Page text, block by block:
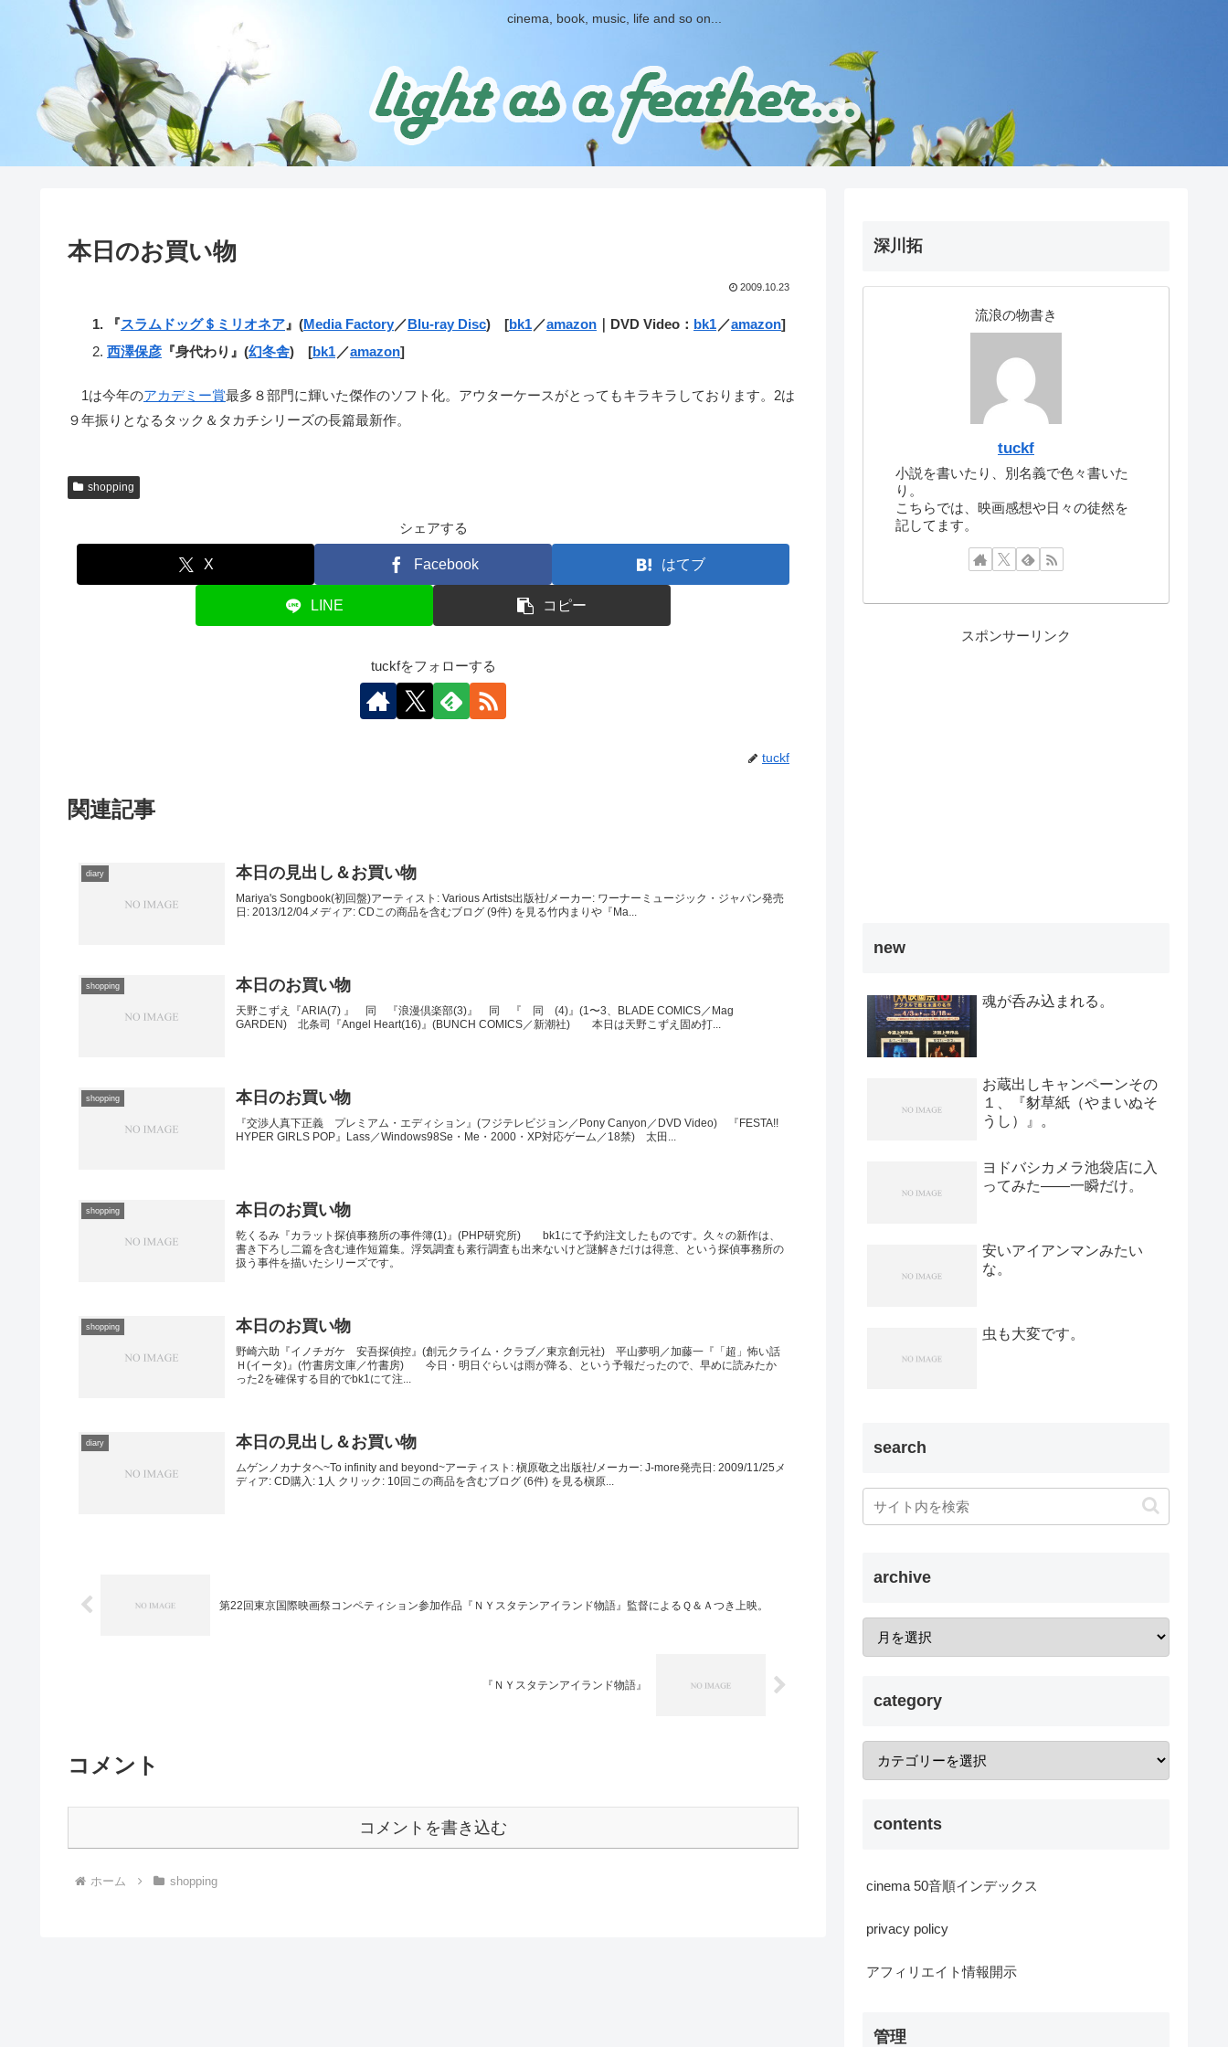
cinema, book, music, life and so on...
本日のお買い物
2009.10.23
『スラムドッグ＄ミリオネア 』(Media Factory／Blu-ray Disc) [bk1 ／amazon ｜DVD Video： bk1 ／amazon]
西澤保彦 『身代わり』(幻冬舎) [bk1 ／amazon]
1は今年のアカデミー賞最多８部門に輝いた傑作のソフト化。アウターケースがとってもキラキラしております。2は
９年振りとなるタック＆タカチシリーズの長篇最新作。
shopping
シェアする
X Facebook はてブ
LINE コピー
tuckfをフォローする
tuckf
関連記事
diary 本日の見出し＆お買い物
Mariya's Songbook(初回盤)アーティスト: Various Artists出版社/メーカー: ワーナーミュージック・ジャパン発売
日: 2013/12/04メディア: CDこの商品を含むブログ (9件) を見る竹内まりや『Ma...
shopping 本日のお買い物
天野こずえ『ARIA(7) 』 同 『浪漫倶楽部(3)』 同 『 同 (4)』(1〜3、BLADE COMICS／Mag
GARDEN) 北条司『Angel Heart(16)』(BUNCH COMICS／新潮社) 本日は天野こずえ固め打...
shopping 本日のお買い物
『交渉人真下正義 プレミアム・エディション』(フジテレビジョン／Pony Canyon／DVD Video) 『FESTA!!
HYPER GIRLS POP』Lass／Windows98Se・Me・2000・XP対応ゲーム／18禁) 太田...
shopping 本日のお買い物
乾くるみ『カラット探偵事務所の事件簿(1)』(PHP研究所) bk1にて予約注文したものです。久々の新作は、
書き下ろし二篇を含む連作短篇集。浮気調査も素行調査も出来ないけど謎解きだけは得意、という探偵事務所の
扱う事件を描いたシリーズです。
shopping 本日のお買い物
野崎六助『イノチガケ 安吾探偵控』(創元クライム・クラブ／東京創元社) 平山夢明／加藤一『「超」怖い話
Ｈ(イータ)』(竹書房文庫／竹書房) 今日・明日ぐらいは雨が降る、という予報だったので、早めに読みたか
った2を確保する目的でbk1にて注...
diary 本日の見出し＆お買い物
ムゲンノカナタヘ~To infinity and beyond~アーティスト: 槇原敬之出版社/メーカー: J-more発売日: 2009/11/25メ
ディア: CD購入: 1人 クリック: 10回この商品を含むブログ (6件) を見る槇原...
第22回東京国際映画祭コンペティション参加作品『ＮＹスタテンアイランド物語』監督によるＱ＆Ａつき上映。
『ＮＹスタテンアイランド物語』
コメント
コメントを書き込む
ホーム shopping
深川拓
流浪の物書き
tuckf
小説を書いたり、別名義で色々書いた
り。
こちらでは、映画感想や日々の徒然を
記してます。
スポンサーリンク
new
魂が呑み込まれる。
お蔵出しキャンペーンその
１、『豺草紙（やまいぬそ
うし）』。
ヨドバシカメラ池袋店に入
ってみた――一瞬だけ。
安いアイアンマンみたい
な。
虫も大変です。
search
archive
category
contents
cinema 50音順インデックス
privacy policy
アフィリエイト情報開示
管理